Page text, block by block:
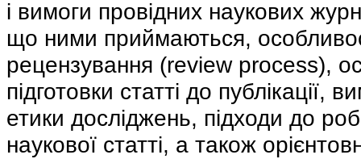
і вимоги провідних наукових
що ними приймаються,
рецензування (review process),
підготовки статті до публікації,
етики досліджень, підходи до
наукової статті, а також